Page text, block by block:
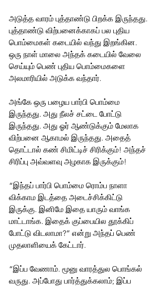
அடுத்த வாரம் புத்தாண்டு பிறக்க இருந்தது.
புத்தாண்டு விற்பனைக்காகப் பல புதிய
பொம்மைகள் கடையில் வந்து இறங்கின.
ஒரு நாள் மாலை அந்தக் கடையில் வேலை
செய்யும் பெண் புதிய பொம்மைகளை
அலமாரியில் அடுக்க வந்தார்.
அங்கே ஒரு பழைய பார்பி பொம்மை
இருந்தது. அது நீலச் சட்டை போட்டு
இருந்தது. அது ஓர் ஆண்டுக்கும் மேலாக
விற்பனை ஆகாமல் இருந்தது. அதைத்
தொட்டால் கண் சிமிட்டிச் சிரிக்கும்! அந்தச்
சிரிப்பு அவ்வளவு அழகாக இருக்கும்!
“இந்தப் பார்பி பொம்மை ரொம்ப நாளா
விக்காம இடத்தை அடைச்சிக்கிட்டு
இருக்கு. இனிமே இதை யாரும் வாங்க
மாட்டாங்க. இதைக் குப்பையில தூக்கிப்
போட்டு விடலாமா?” என்று அந்தப் பெண்
முதலாளியைக் கேட்டார்.
“இப்ப வேணாம். மூனு வாரத்துல பொங்கல்
வருது. அப்போது பார்த்துக்கலாம்; இப்ப